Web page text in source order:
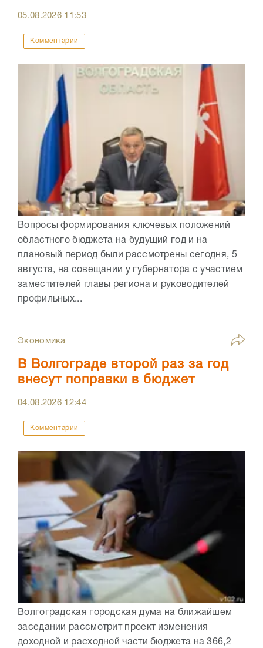
05.08.2026 11:53
Комментарии
Вопросы формирования ключевых положений
областного бюджета на будущий год и на
плановый период были рассмотрены сегодня, 5
августа, на совещании у губернатора с участием
заместителей главы региона и руководителей
профильных...
Экономика
В Волгограде второй раз за год
внесут поправки в бюджет
04.08.2026 12:44
Комментарии
Волгоградская городская дума на ближайшем
заседании рассмотрит проект изменения
доходной и расходной части бюджета на 366,2